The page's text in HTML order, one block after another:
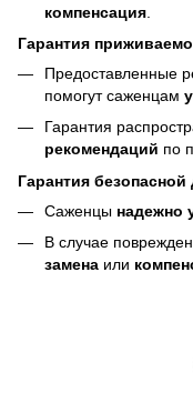
компенсация
Гарантия
Предоставленные
помогут саженцам
Гарантия
рекомендаций по
Гарантия безопасной
Саженцы надежно
В случае
замена или